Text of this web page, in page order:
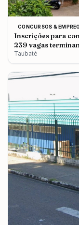
CONCURSOS &
Inscrições para
239 vagas
Taubaté